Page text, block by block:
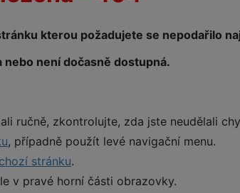
kterou požadujete se nepodařilo
není dočasně dostupná.
ručně, zkontrolujte, zda jste neudělali
, případně použít levé navigační menu.
stránku.
v pravé horní části obrazovky.